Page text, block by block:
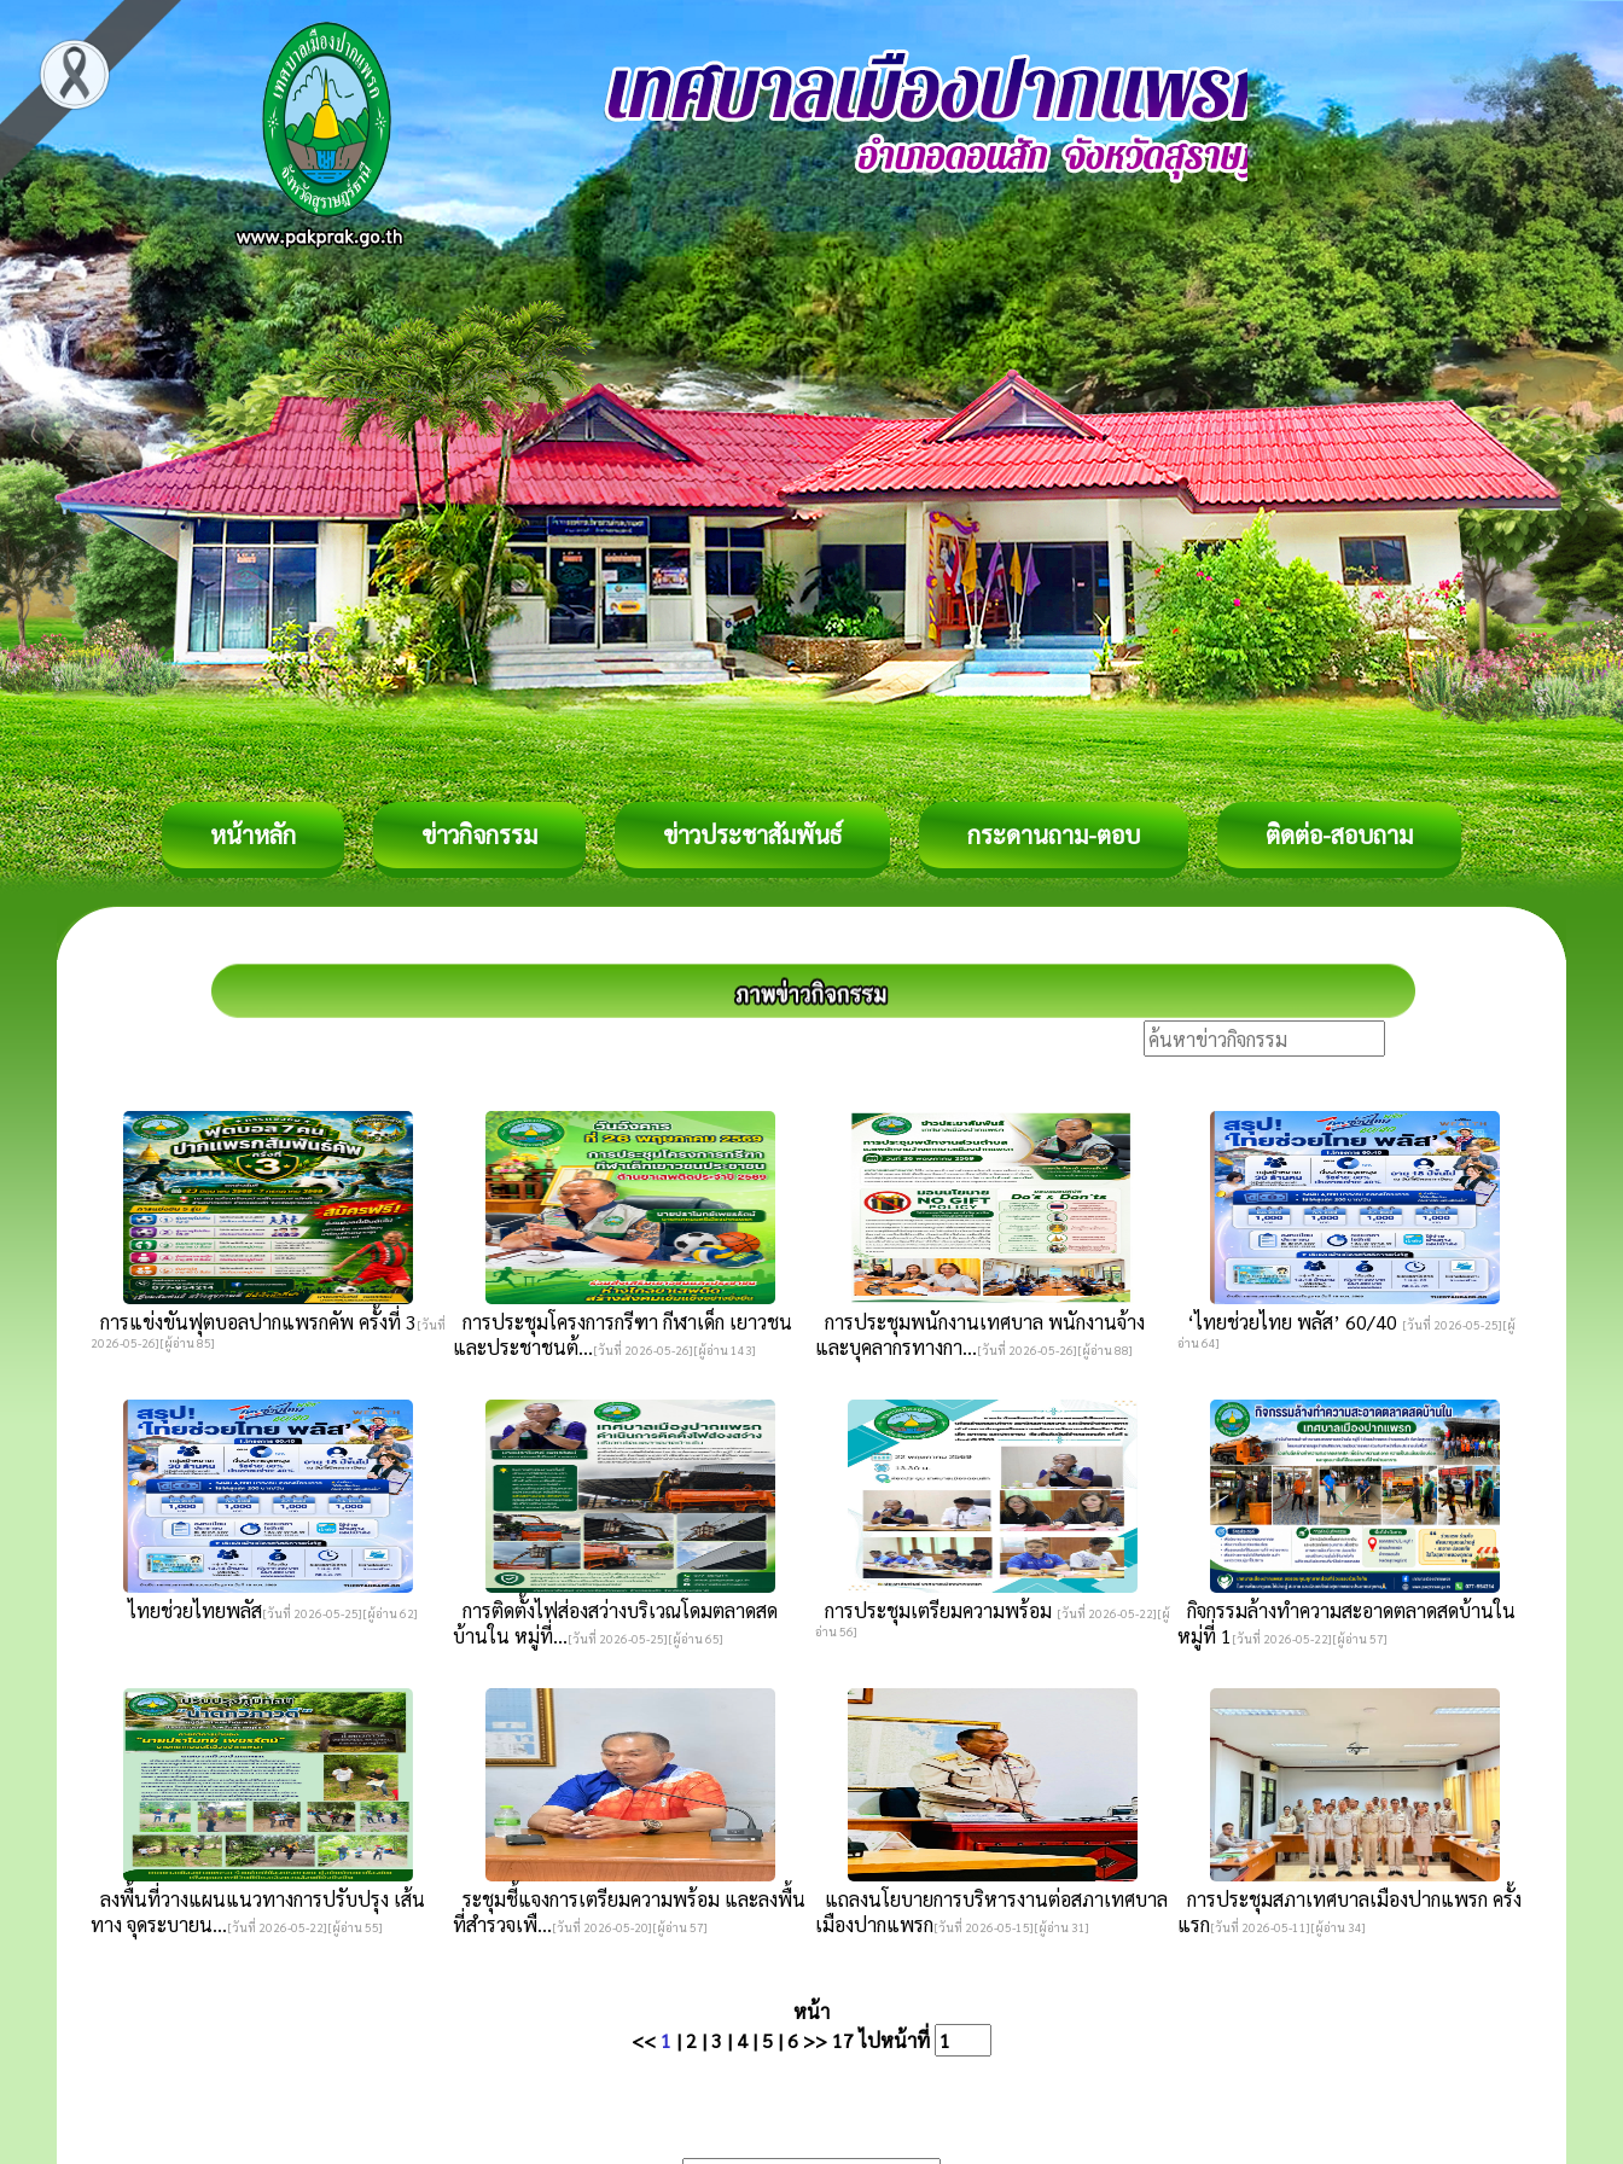
หน้าหลัก ข่าวกิจกรรม ข่าวประชาสัมพันธ์ กระดานถาม-ตอบ ติดต่อ-สอบถาม
การแข่งขันฟุตบอลปากแพรกคัพ ครั้งที่ 3 [วันที่
2026-05-26][ผู้อ่าน 85]
การประชุมโครงการกรีฑา กีฬาเด็ก เยาวชน
และประชาชนต้...[วันที่ 2026-05-26][ผู้อ่าน 143]
การประชุมพนักงานเทศบาล พนักงานจ้าง
และบุคลากรทางกา...[วันที่ 2026-05-26][ผู้อ่าน 88]
‘ไทยช่วยไทย พลัส’ 60/40 [วันที่ 2026-05-25][ผู้
อ่าน 64]
ไทยช่วยไทยพลัส[วันที่ 2026-05-25][ผู้อ่าน 62]
การติดตั้งไฟส่องสว่างบริเวณโดมตลาดสด
บ้านใน หมู่ที่...[วันที่ 2026-05-25][ผู้อ่าน 65]
การประชุมเตรียมความพร้อม [วันที่ 2026-05-22][ผู้
อ่าน 56]
กิจกรรมล้างทำความสะอาดตลาดสดบ้านใน
หมู่ที่ 1 [วันที่ 2026-05-22][ผู้อ่าน 57]
ลงพื้นที่วางแผนแนวทางการปรับปรุง เส้น
ทาง จุดระบายน...[วันที่ 2026-05-22][ผู้อ่าน 55]
ระชุมชี้แจงการเตรียมความพร้อม และลงพื้น
ที่สำรวจเพื...[วันที่ 2026-05-20][ผู้อ่าน 57]
แถลงนโยบายการบริหารงานต่อสภาเทศบาล
เมืองปากแพรก[วันที่ 2026-05-15][ผู้อ่าน 31]
การประชุมสภาเทศบาลเมืองปากแพรก ครั้ง
แรก[วันที่ 2026-05-11][ผู้อ่าน 34]
หน้า
<< 1 |2 |3 | 4| 5 |6 >> 17ไปหน้าที่